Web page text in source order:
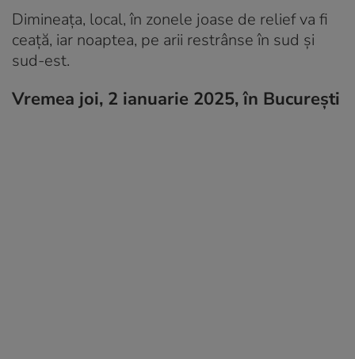
Dimineața, local, în zonele joase de relief va fi
ceață, iar noaptea, pe arii restrânse în sud și
sud-est.
Vremea joi, 2 ianuarie 2025, în București